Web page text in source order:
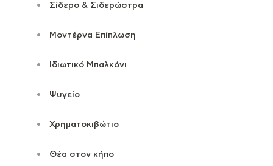
Σίδερο & Σιδερώστρα
Μοντέρνα Επίπλωση
Ιδιωτικό Μπαλκόνι
Ψυγείο
Χρηματοκιβώτιο
Θέα στον κήπο